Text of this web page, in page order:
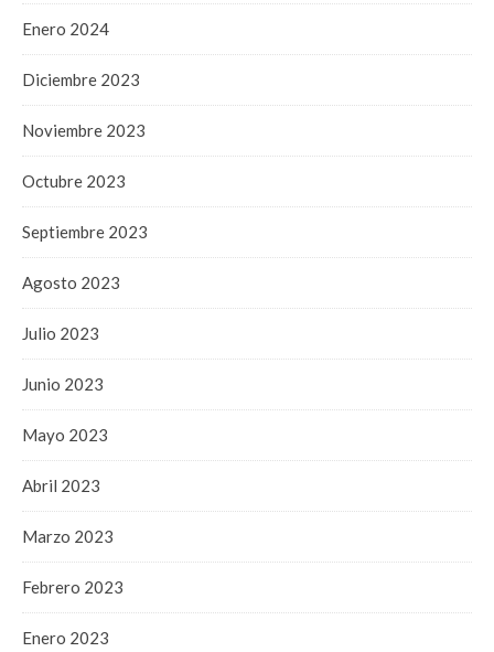
Enero 2024
Diciembre 2023
Noviembre 2023
Octubre 2023
Septiembre 2023
Agosto 2023
Julio 2023
Junio 2023
Mayo 2023
Abril 2023
Marzo 2023
Febrero 2023
Enero 2023